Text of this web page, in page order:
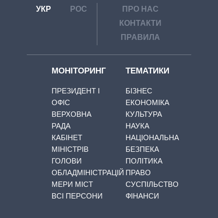
УКР РОС
ПРО НАС
КОНТАКТИ
ПРАВИЛА
МОНІТОРИНГ
ПРЕЗИДЕНТ І
ОФІС
ВЕРХОВНА
РАДА
КАБІНЕТ
МІНІСТРІВ
ГОЛОВИ
ОБЛАДМІНІСТРАЦІЙ
МЕРИ МІСТ
ВСІ ПЕРСОНИ
ТЕМАТИКИ
БІЗНЕС
ЕКОНОМІКА
КУЛЬТУРА
НАУКА
НАЦІОНАЛЬНА
БЕЗПЕКА
ПОЛІТИКА
ПРАВО
СУСПІЛЬСТВО
ФІНАНСИ